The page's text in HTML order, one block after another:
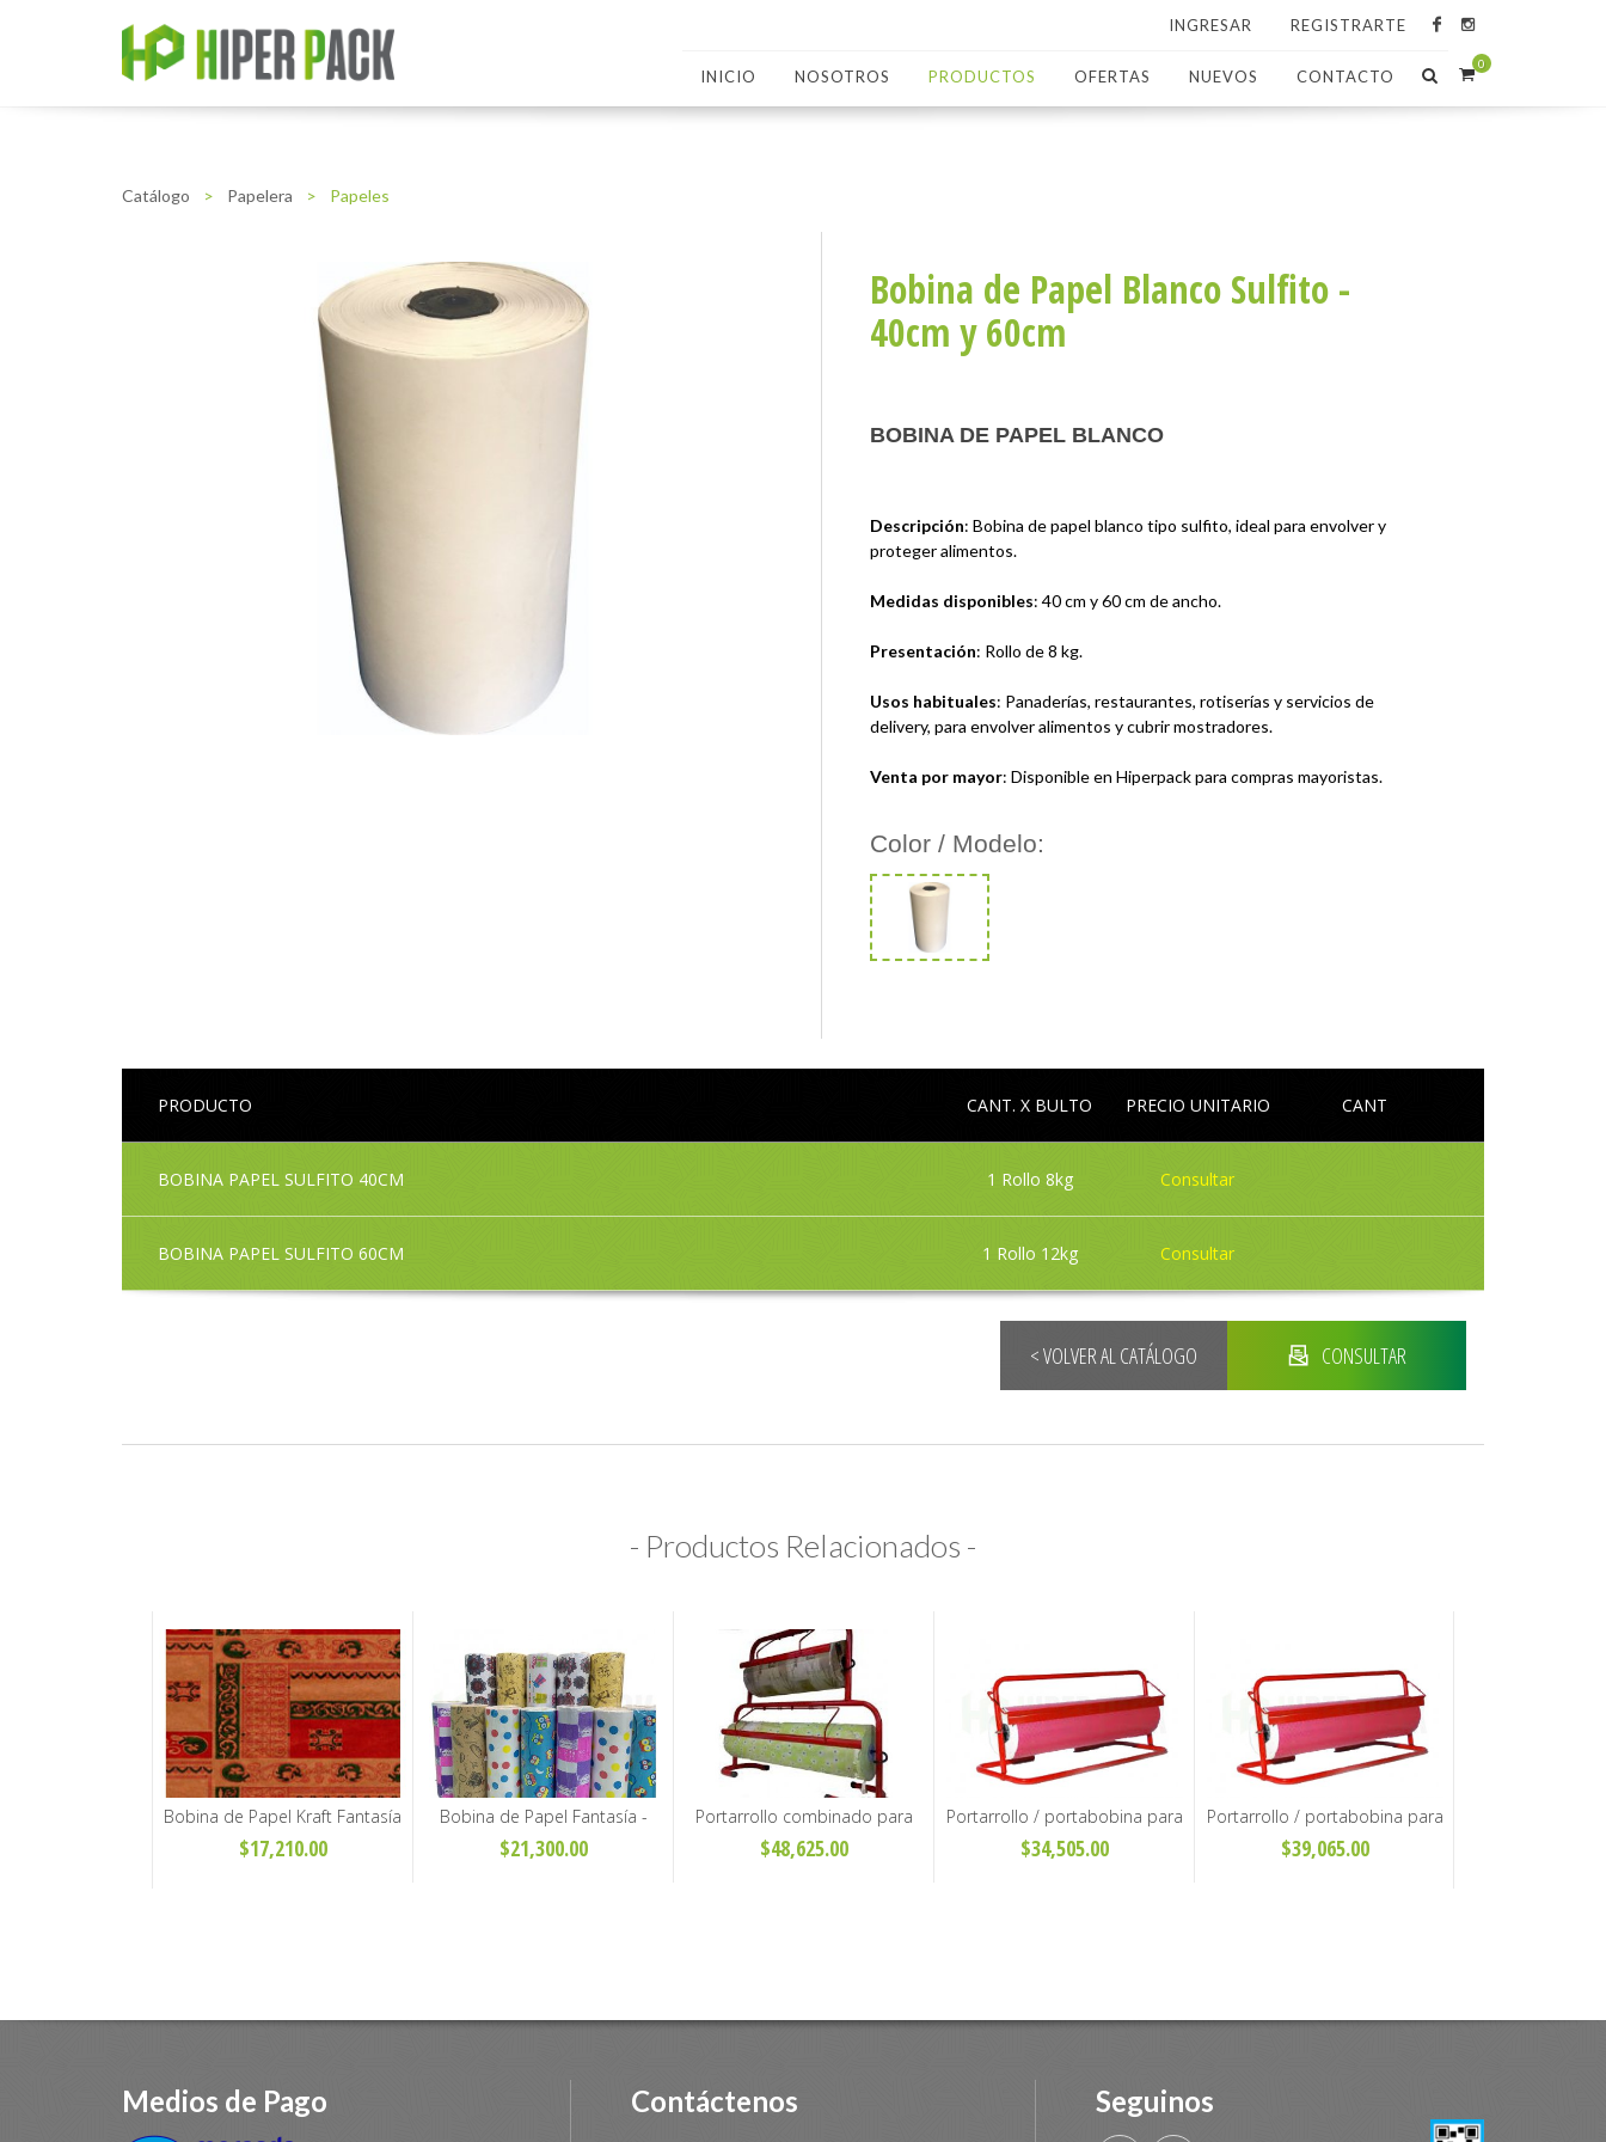
INGRESAR REGISTRARTE
INICIO NOSOTROS PRODUCTOS OFERTAS NUEVOS CONTACTO
0
Catálogo > Papelera > Papeles
Bobina de Papel Blanco Sulfito -
40cm y 60cm
BOBINA DE PAPEL BLANCO
Descripción: Bobina de papel blanco tipo sulfito, ideal para envolver y
proteger alimentos.
Medidas disponibles: 40 cm y 60 cm de ancho.
Presentación: Rollo de 8 kg.
Usos habituales: Panaderías, restaurantes, rotiserías y servicios de
delivery, para envolver alimentos y cubrir mostradores.
Venta por mayor: Disponible en Hiperpack para compras mayoristas.
Color / Modelo:
PRODUCTO CANT. X BULTO PRECIO UNITARIO CANT
BOBINA PAPEL SULFITO 40CM 1 Rollo 8kg Consultar
BOBINA PAPEL SULFITO 60CM 1 Rollo 12kg Consultar
CONSULTAR
< VOLVER AL CATÁLOGO
- Productos Relacionados -
Bobina de Papel Kraft Fantasía
Ecológico 40cm - Varios Diseños
$17,210.00
Bobina de Papel Fantasía -
Varios Diseños 40cm y 60cm
$21,300.00
Portarrollo combinado para
papel 40cm y 60cm
$48,625.00
Portarrollo / portabobina para
papel de 40cm
$34,505.00
Portarrollo / portabobina para
papel de 60cm
$39,065.00
Medios de Pago Contáctenos Seguinos